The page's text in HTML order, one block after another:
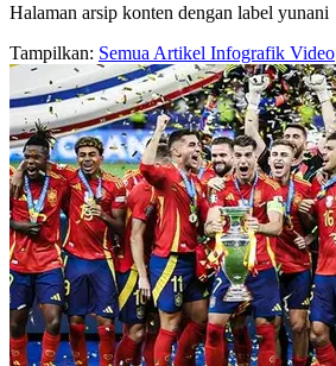
Halaman arsip konten dengan label yunani
Tampilkan: Semua Artikel Infografik Video